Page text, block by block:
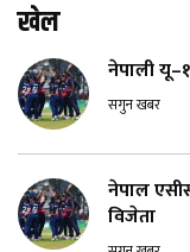
खेल
नेपाली
सगुन खबर
नेपाल
विजेता